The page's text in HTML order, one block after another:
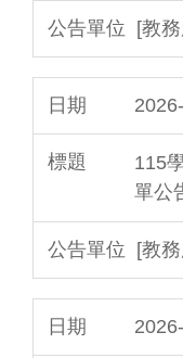
[教
115
單公
[教